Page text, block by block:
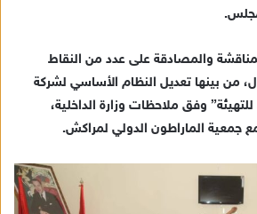
والمصادقة على عدد من النقاط
من بينها تعديل النظام الأساسي لشركة
وفق ملاحظات وزارة الداخلية،
مع جمعية الماراطون الدولي لمراكش.